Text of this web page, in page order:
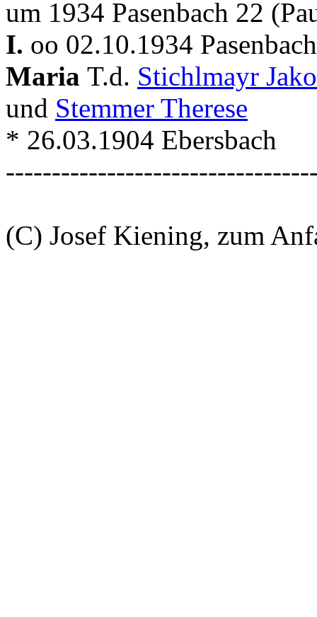
um 1934 Pasenbach 22
I. oo 02.10.1934
Maria T.d. Stichlmayr
und Stemmer Therese
* 26.03.1904 Ebersbach
(C) Josef Kiening, zum